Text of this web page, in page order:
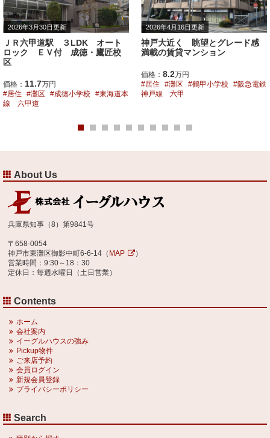
2026年3月30日更新
ＪＲ六甲道駅 ３LDK オート
ロック ＥＶ付 成徳・鷹匠校
区
価格： 11.7万円
居住
灘区 成徳小学校
東海道本
線 六甲道
2026年4月16日更新
神戸大近く 眺望とグレード感
満載の賃貸マンション
価格： 8.2万円
居住
灘区 鶴甲小学校
阪急電鉄
神戸線 六甲
About Us
兵庫県知事（8）第9841号
〒658-0054
神戸市東灘区御影中町6-6-14（ MAP
）
営業時間：9:30～18：30
定休日：毎週水曜日（土日営業）
Contents
ホーム
会社案内
イーグルハウスの強み
Pickup物件
ご来店予約
会員ログイン
新規会員登録
プライバシーポリシー
Search